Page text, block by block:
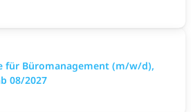
für Büromanagement (m/w/d),
08/2027